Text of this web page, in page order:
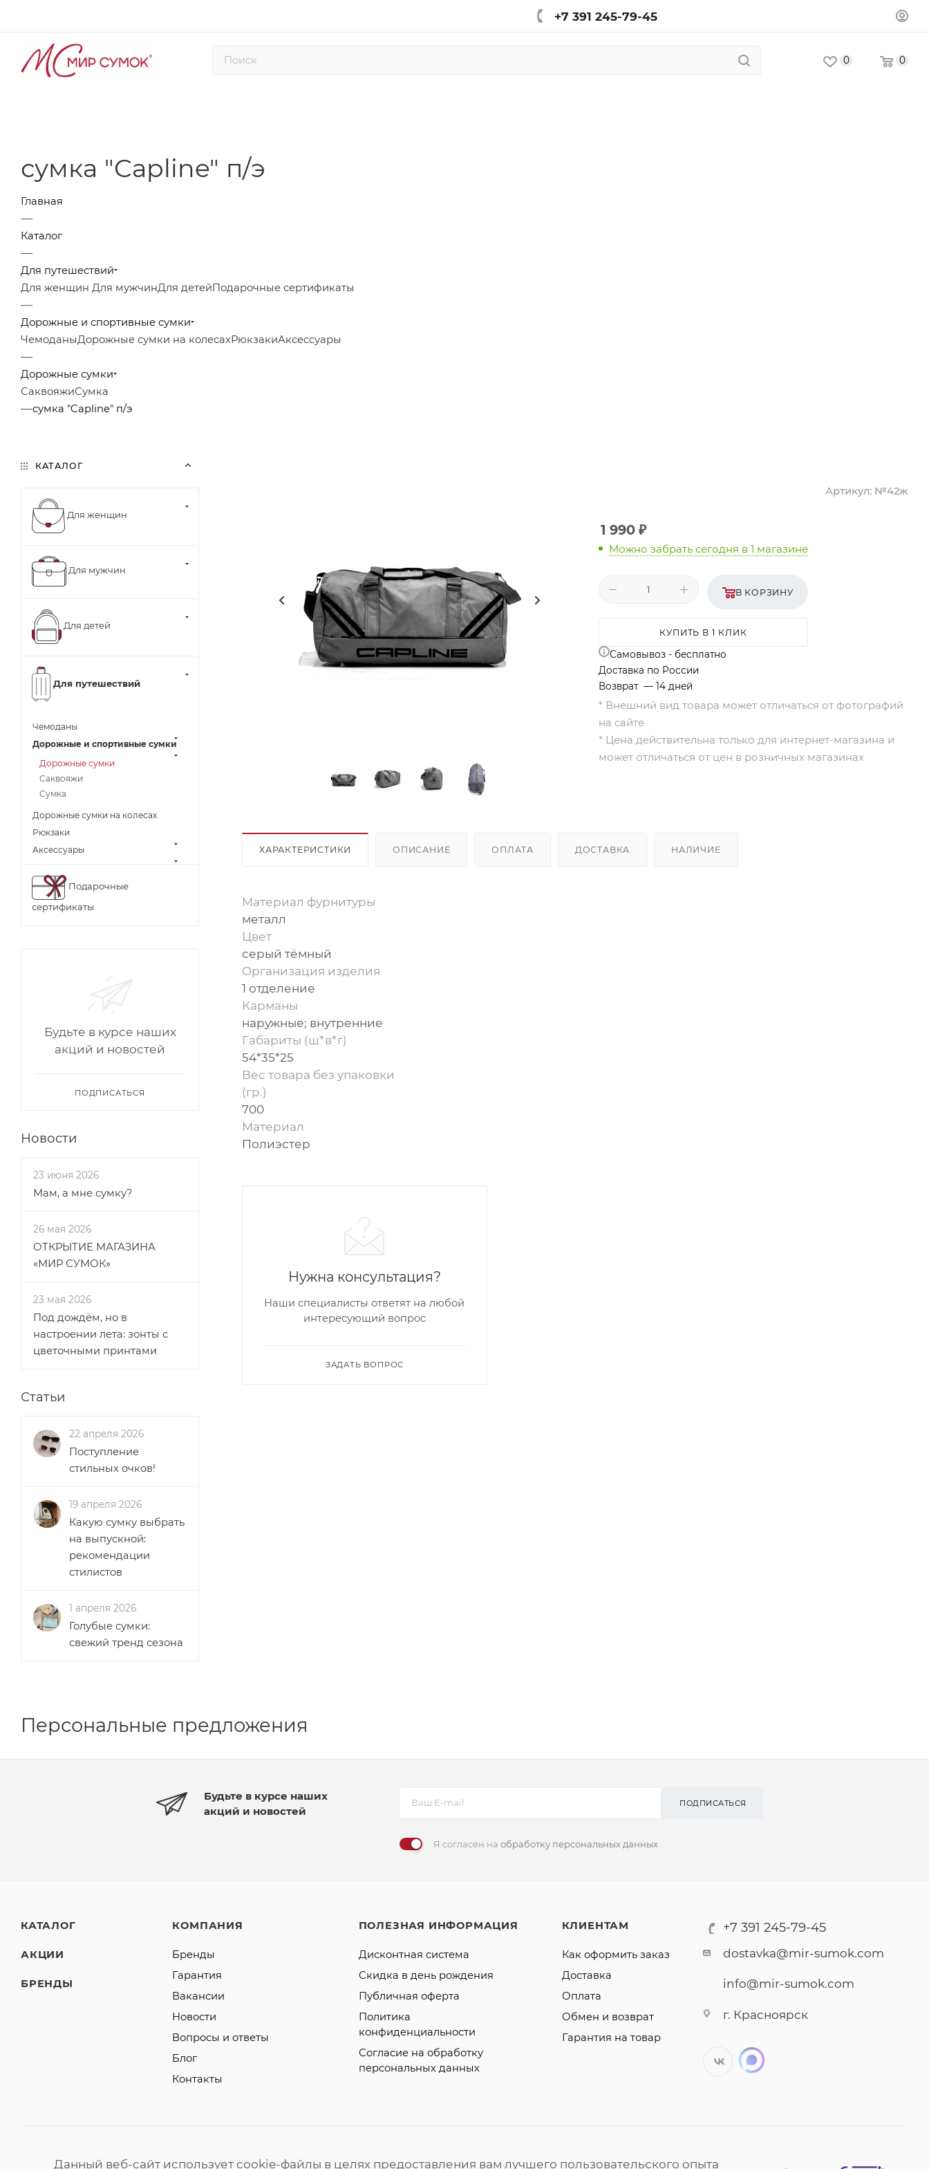
+7 391 245-79-45
0 0
сумка "Capline" п/э
Главная
—
Каталог
—
Для путешествий
Для женщин Для мужчинДля детейПодарочные сертификаты
—
Дорожные и спортивные сумки
ЧемоданыДорожные сумки на колесахРюкзакиАксессуары
—
Дорожные сумки
СаквояжиСумка
—сумка "Capline" п/э
Артикул: №42ж
1 990₽
Можно забрать сегодня в 1 магазине
В КОРЗИНУ
КУПИТЬ В 1 КЛИК
Самовывоз - бесплатно
Доставка по России
Возврат — 14 дней
* Внешний вид товара может отличаться от фотографий
на сайте
* Цена действительна только для интернет-магазина и
может отличаться от цен в розничных магазинах
ХАРАКТЕРИСТИКИ ОПИСАНИЕ ОПЛАТА ДОСТАВКА НАЛИЧИЕ
Материал фурнитуры
металл
Цвет
серый тёмный
Организация изделия
1 отделение
Карманы
наружные; внутренние
Габариты (ш*в*г)
54*35*25
Вес товара без упаковки
(гр.)
700
Материал
Полиэстер
Нужна консультация?
Наши специалисты ответят на любой
интересующий вопрос
ЗАДАТЬ ВОПРОС
КАТАЛОГ
Для женщин
Для мужчин
Для детей
Для путешествий
Чемоданы
Дорожные и спортивные сумки
Дорожные сумки
Саквояжи
Сумка
Дорожные сумки на колесах
Рюкзаки
Аксессуары
Подарочные
сертификаты
Будьте в курсе наших
акций и новостей
ПОДПИСАТЬСЯ
Новости
23 июня 2026
Мам, а мне сумку?
26 мая 2026
ОТКРЫТИЕ МАГАЗИНА
«МИР СУМОК»
23 мая 2026
Под дождём, но в
настроении лета: зонты с
цветочными принтами
Статьи
22 апреля 2026
Поступление
стильных очков!
19 апреля 2026
Какую сумку выбрать
на выпускной:
рекомендации
стилистов
1 апреля 2026
Голубые сумки:
свежий тренд сезона
Персональные предложения
Будьте в курсе наших
акций и новостей
ПОДПИСАТЬСЯ
Я согласен на обработку персональных данных
КАТАЛОГ
АКЦИИ
БРЕНДЫ
КОМПАНИЯ
Бренды
Гарантия
Вакансии
Новости
Вопросы и ответы
Блог
Контакты
ПОЛЕЗНАЯ ИНФОРМАЦИЯ
Дисконтная система
Скидка в день рождения
Публичная оферта
Политика
конфиденциальности
Согласие на обработку
персональных данных
КЛИЕНТАМ
Как оформить заказ
Доставка
Оплата
Обмен и возврат
Гарантия на товар
+7 391 245-79-45
dostavka@mir-sumok.com
info@mir-sumok.com
г. Красноярск
Данный веб-сайт использует cookie-файлы в целях предоставления вам лучшего пользовательского опыта